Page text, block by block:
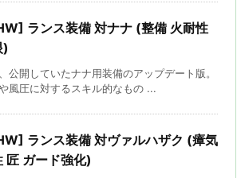
ランス装備 対ナナ (整備 火耐性
)
公開していたナナ用装備のアップデート版。
風圧に対するスキル的なもの ...
ランス装備 対ヴァルハザク (瘴気
匠 ガード強化)